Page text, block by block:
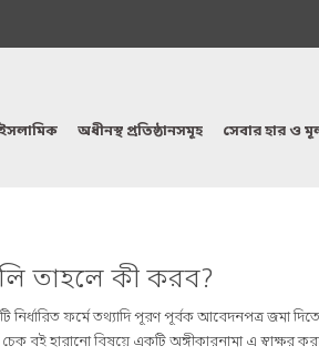
ইসলামিক অধীনস্থ প্রতিষ্ঠানসমূহ সেবার হার ও
তাহলে কী করব?
ফর্মে তথ্যাদি পূরণ পূর্বক আবেদনপত্র জমা
চেক বই হারানো বিষয়ে একটি অঙ্গীকারনামা এ